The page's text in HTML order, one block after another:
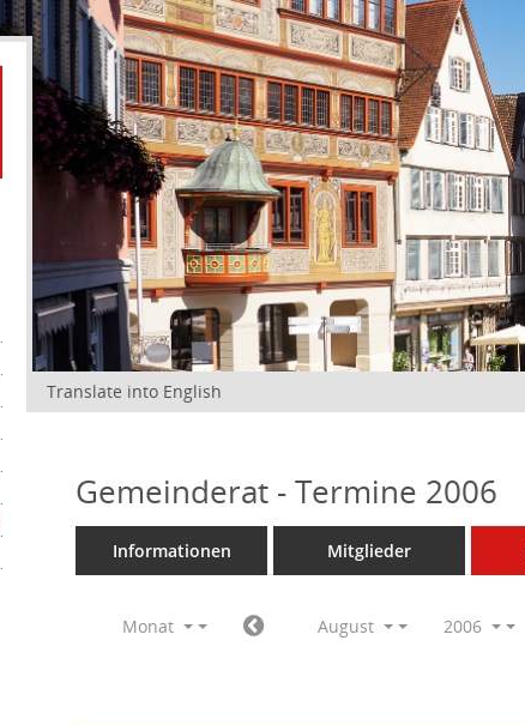
Translate into English
Gemeinderat - Termine 2006
Informationen Mitglieder
Monat August 2006